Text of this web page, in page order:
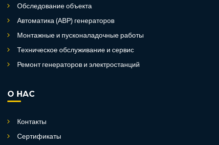
Обследование объекта
Автоматика (АВР) генераторов
Монтажные и пусконаладочные работы
Техническое обслуживание и сервис
Ремонт генераторов и электростанций
О НАС
Контакты
Сертификаты